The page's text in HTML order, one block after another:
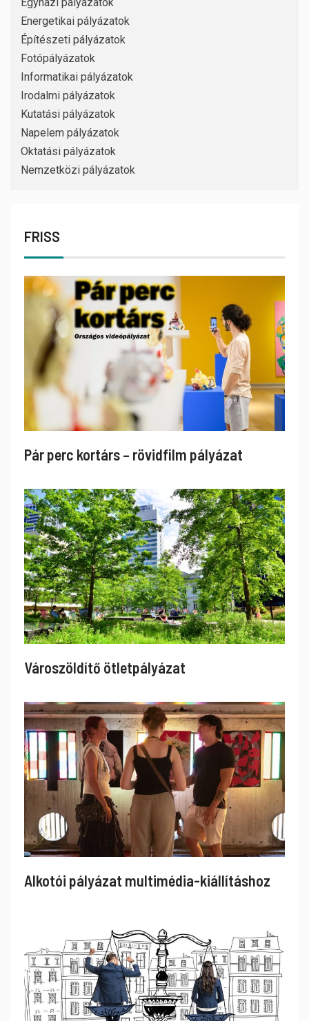
Energetikai pályázatok
Építészeti pályázatok
Fotópályázatok
Informatikai pályázatok
Irodalmi pályázatok
Kutatási pályázatok
Napelem pályázatok
Oktatási pályázatok
Nemzetközi pályázatok
FRISS
Pár perc kortárs – rövidfilm pályázat
Városzöldítő ötletpályázat
Alkotói pályázat multimédia-kiállításhoz